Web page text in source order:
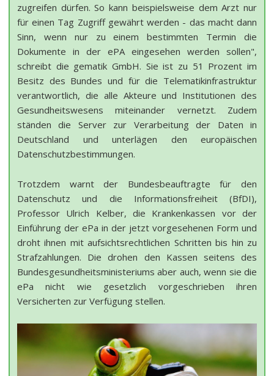
zugreifen dürfen. So kann beispielsweise dem Arzt nur
für einen Tag Zugriff gewährt werden - das macht dann
Sinn, wenn nur zu einem bestimmten Termin die
Dokumente in der ePA eingesehen werden sollen",
schreibt die gematik GmbH. Sie ist zu 51 Prozent im
Besitz des Bundes und für die Telematikinfrastruktur
verantwortlich, die alle Akteure und Institutionen des
Gesundheitswesens miteinander vernetzt. Zudem
ständen die Server zur Verarbeitung der Daten in
Deutschland und unterlägen den europäischen
Datenschutzbestimmungen.
Trotzdem warnt der Bundesbeauftragte für den
Datenschutz und die Informationsfreiheit (BfDI),
Professor Ulrich Kelber, die Krankenkassen vor der
Einführung der ePa in der jetzt vorgesehenen Form und
droht ihnen mit aufsichtsrechtlichen Schritten bis hin zu
Strafzahlungen. Die drohen den Kassen seitens des
Bundesgesundheitsministeriums aber auch, wenn sie die
ePa nicht wie gesetzlich vorgeschrieben ihren
Versicherten zur Verfügung stellen.